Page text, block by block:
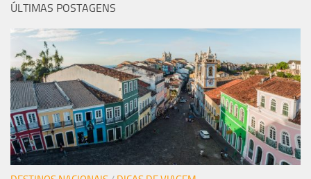
ÚLTIMAS POSTAGENS